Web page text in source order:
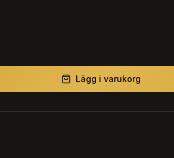
Lägg i varukorg